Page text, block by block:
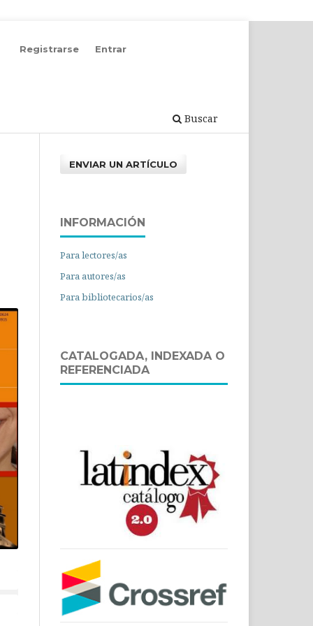
Buscar
Registrarse Entrar
ENVIAR UN ARTÍCULO
INFORMACIÓN
Para lectores/as
Para autores/as
Para bibliotecarios/as
CATALOGADA, INDEXADA O
REFERENCIADA